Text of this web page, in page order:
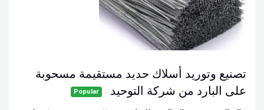
تصنيع وتوريد أسلاك حديد مستقيمة مسحوبة
على البارد من شركة التوحيد
Popular